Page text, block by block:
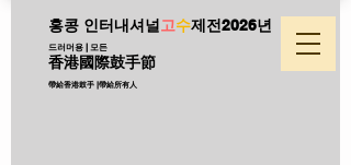
홍콩 인터내셔널 고수제전2026년
드러머용 | 모든
香港國際鼓手節
帶給香港鼓手 |帶給所有人